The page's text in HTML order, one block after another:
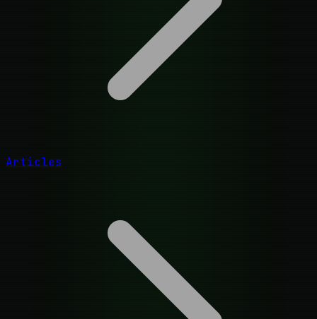
Articles